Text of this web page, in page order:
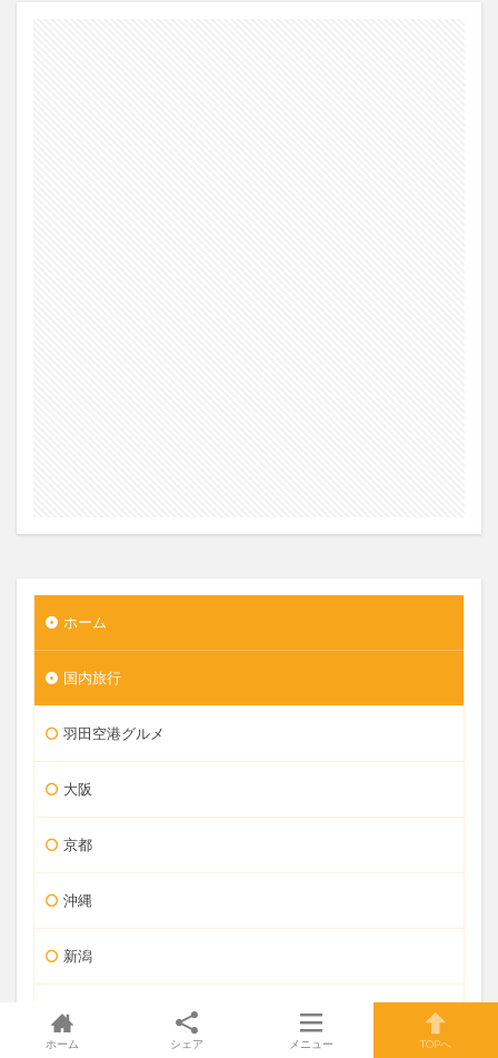
ホーム
国内旅行
羽田空港グルメ
大阪
京都
沖縄
新潟
長野
ホーム シェア メニュー TOPへ